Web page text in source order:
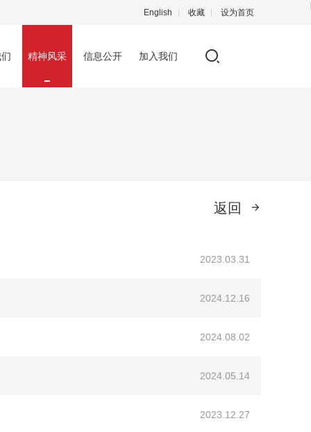
English 收藏 设为首页
精神风采 信息公开 加入我们
返回
2023.03.31
2024.12.16
2024.08.02
2024.05.14
2023.12.27